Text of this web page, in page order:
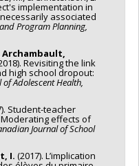
implementation in
associated
Program Planning,
Archambault,
Revisiting the link
high school dropout:
of Adolescent Health,
Student-teacher
effects of
Journal ofSchool
I. (2017). L’implication